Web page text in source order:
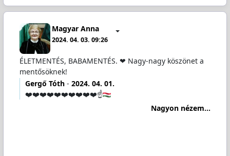
Magyar Anna
2024. 04. 03. 09:26
ÉLETMENTÉS, BABAMENTÉS. ❤ Nagy-nagy köszönet a
mentősöknek!
Gergő Tóth- 2024. 04. 01.
❤️❤️❤️❤️❤️❤️❤️❤️❤️❤️☝️
Nagyon nézem...